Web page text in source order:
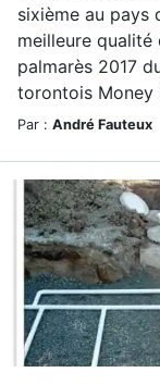
sixième au pays
meilleure qualité
palmarès 2017
torontois Money
Par : André Fauteux